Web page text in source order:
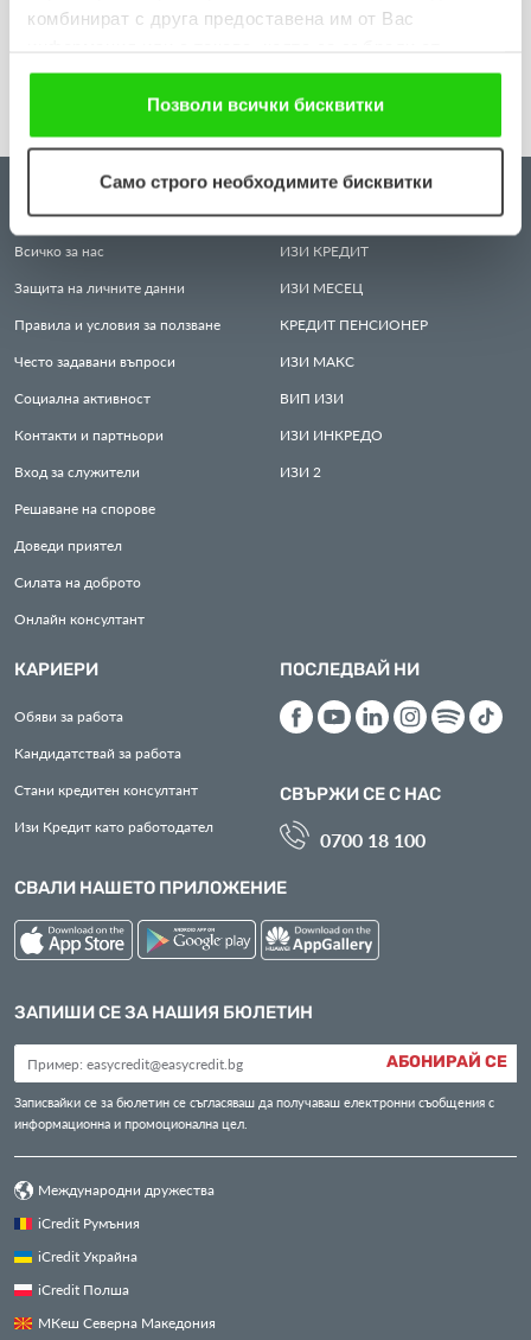
комбинират с друга предоставена им от Вас
ползването от Ваша страна на услугите им. Ако
продължавате да използвате нашия уебсайт, Вие се
съгласявате с нашите "бисквитки".
Позволи всички бисквитки
Само строго необходимите бисквитки
Виж повече
Всичко за нас
Защита на личните данни
Правила и условия за ползване
Често задавани въпроси
Социална активност
Контакти и партньори
Вход за служители
Решаване на спорове
Доведи приятел
Силата на доброто
Онлайн консултант
ИЗИ КРЕДИТ
ИЗИ МЕСЕЦ
КРЕДИТ ПЕНСИОНЕР
ИЗИ МАКС
ВИП ИЗИ
ИЗИ ИНКРЕДО
ИЗИ 2
КАРИЕРИ
Обяви за работа
Кандидатствай за работа
Стани кредитен консултант
Изи Кредит като работодател
ПОСЛЕДВАЙ НИ
СВЪРЖИ СЕ С НАС
0700 18 100
СВАЛИ НАШЕТО ПРИЛОЖЕНИЕ
ЗАПИШИ СЕ ЗА НАШИЯ БЮЛЕТИН
АБОНИРАЙ СЕ
Записвайки се за бюлетин се съгласяваш да получаваш електронни съобщения с
информационна и промоционална цел.
Международни дружества
iCredit Румъния
iCredit Украйна
iCredit Полша
МКеш Северна Македония